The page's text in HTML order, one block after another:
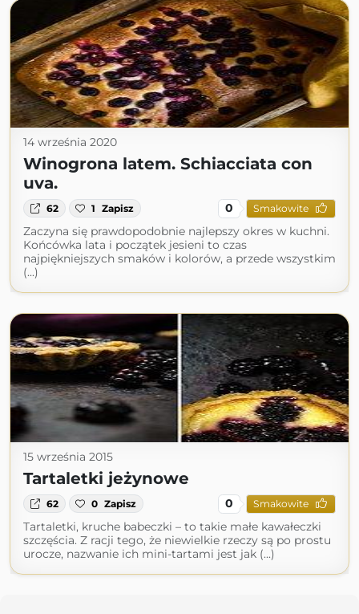
14 września 2020
Winogrona latem. Schiacciata con
uva.
62 1 Zapisz 0 Smakowite
Zaczyna się prawdopodobnie najlepszy okres w kuchni.
Końcówka lata i początek jesieni to czas
najpiękniejszych smaków i kolorów, a przede wszystkim
(...)
15 września 2015
Tartaletki jeżynowe
62 0 Zapisz 0 Smakowite
Tartaletki, kruche babeczki – to takie małe kawałeczki
szczęścia. Z racji tego, że niewielkie rzeczy są po prostu
urocze, nazwanie ich mini-tartami jest jak (...)